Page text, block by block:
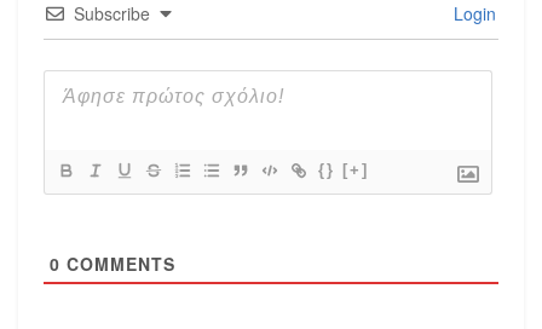
Subscribe Login
{} [+]
0 COMMENTS